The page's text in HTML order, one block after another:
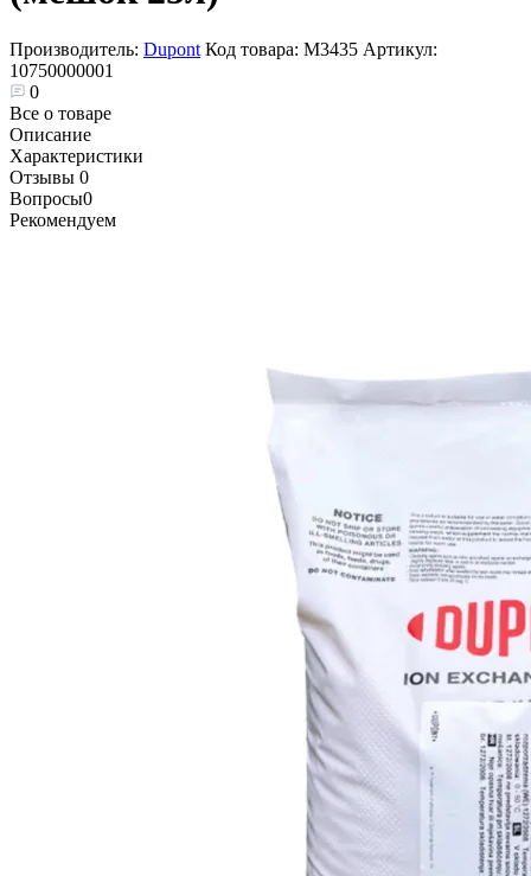
Производитель: Dupont Код товара: М3435 Артикул:
10750000001
0
Все о товаре
Описание
Характеристики
Отзывы 0
Вопросы0
Рекомендуем